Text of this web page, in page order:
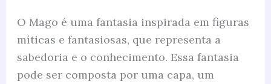
O Mago é uma fantasia inspirada em figuras
míticas e fantasiosas, que representa a
sabedoria e o conhecimento. Essa fantasia
pode ser composta por uma capa, um